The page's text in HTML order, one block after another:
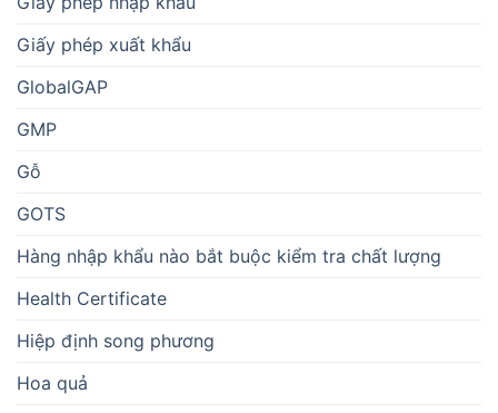
Giấy phép xuất khẩu
GlobalGAP
GMP
Gỗ
GOTS
Hàng nhập khẩu nào bắt buộc kiểm tra chất lượng
Health Certificate
Hiệp định song phương
Hoa quả